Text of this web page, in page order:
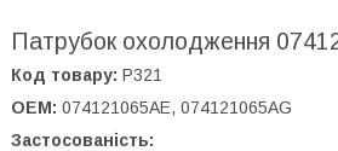
Патрубок охолодження
Код товару: Р321
OEM: 074121065AE, 074121065AG
Застосованість: